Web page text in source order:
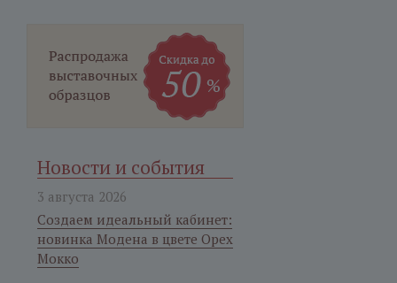
Новости и события
3 августа 2026
Создаем идеальный кабинет:
новинка Модена в цвете Орех
Мокко